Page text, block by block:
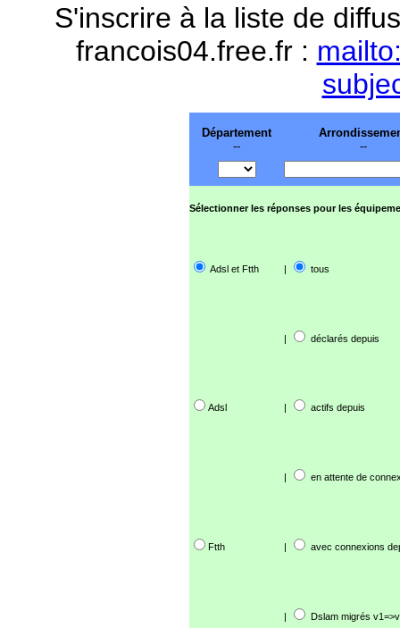
S'inscrire à la liste de
francois04.free.fr :
Département
--
--
Sélectionner les réponses pour les
Adsl et Ftth | tous
| déclarés depuis
Adsl | actifs depuis
| en attente de
Ftth | avec connexions
| Dslam migrés